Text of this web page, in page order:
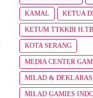
KAMAL KETUA
KETUM TTKKBI
KOTA SERANG
MEDIA CENTER
MILAD &
INDONESIA
MILAD GAMIES